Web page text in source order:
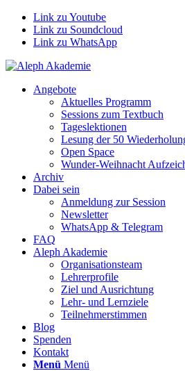
Link zu Youtube
Link zu Soundcloud
Link zu WhatsApp
Angebote
Aktuelles Programm
Sessions zum Textbuch
Tageslektionen
Lesung der 50
Open Space
Wunder-Weihnacht
Archiv
Dabei sein
Anmeldung zur Session
Newsletter
WhatsApp & Telegram
FAQ
Aleph Akademie
Organisationsteam
Lehrerprofile
Ziel und Ausrichtung
Lehr- und Lernziele
Teilnehmerstimmen
Blog
Spenden
Kontakt
Menü Menü